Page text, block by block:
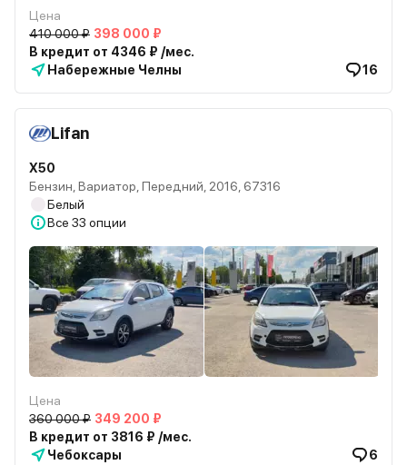
Цена
410 000 ₽ 398 000 ₽
В кредит от 4346 ₽ /мес.
Набережные Челны
16
Lifan
X50
Бензин, Вариатор, Передний, 2016, 67316
Белый
Все 33 опции
Цена
360 000 ₽ 349 200 ₽
В кредит от 3816 ₽ /мес.
Чебоксары
6